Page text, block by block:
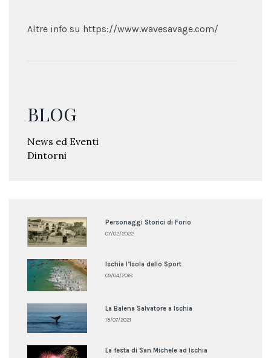
Altre info su https://www.wavesavage.com/
BLOG
News ed Eventi
Dintorni
Personaggi Storici di Forio
07/02/2022
Ischia l’Isola dello Sport
09/04/2018
La Balena Salvatore a Ischia
15/07/2021
La festa di San Michele ad Ischia